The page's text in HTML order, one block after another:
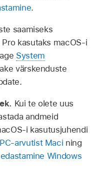
.
saamiseks
kasutaks macOS-i
System
värskenduste
Kui te olete uus
andmeid
i kasutusjuhendi
arvutist Maci ning
Windows